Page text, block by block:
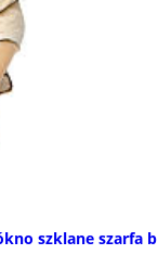
szklane szarfa